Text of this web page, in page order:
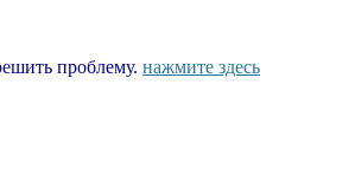
проблему. нажмите здесь